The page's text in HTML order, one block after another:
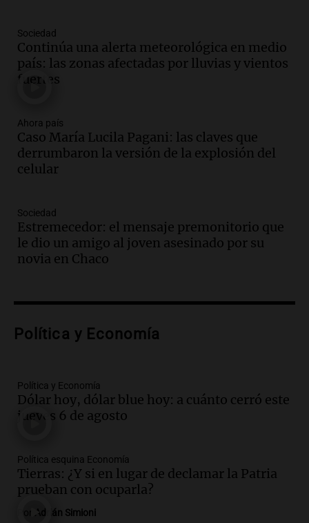
viviendas paralizadas tras el cierre de
Procrear en la provincia
Panorama Federal
Episodios
propiedad privada genera preocupación
y críticas entre senadores
Panorama Federal
Episodios
un pilar cultural y social según Antonio
Marocco
Panorama Federal
Episodios
custodia en Salta
Episodios
importantes
Editorial
Episodios
niños con cáncer reciban regalos por el
día del niño.
La Argentina Posible
Sociedad
Continúa una alerta meteorológica en medio
país: las zonas afectadas por lluvias y vientos
fuertes
Ahora país
Caso María Lucila Pagani: las claves que
derrumbaron la versión de la explosión del
celular
Sociedad
Estremecedor: el mensaje premonitorio que
le dio un amigo al joven asesinado por su
novia en Chaco
Política y Economía
Política y Economía
Dólar hoy, dólar blue hoy: a cuánto cerró este
jueves 6 de agosto
Política esquina Economía
Tierras: ¿Y si en lugar de declamar la Patria
prueban con ocuparla?
Adrián Simioni